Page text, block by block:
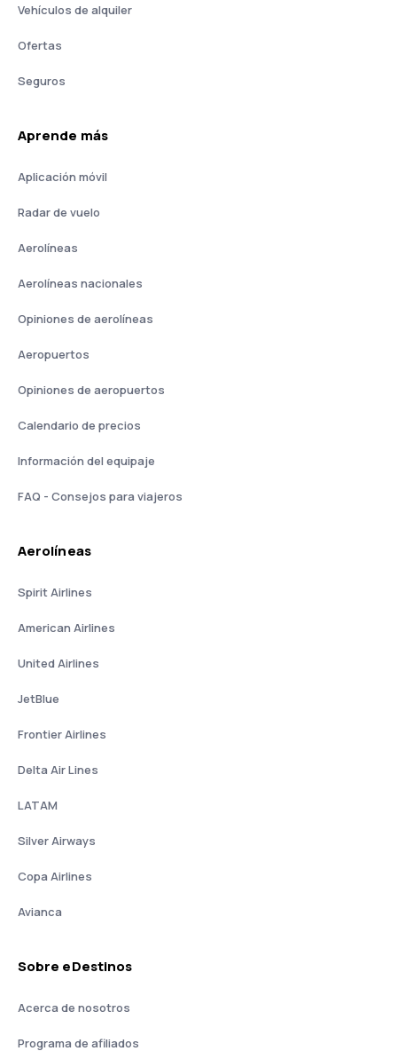
Vehículos de alquiler
Ofertas
Seguros
Aprende más
Aplicación móvil
Radar de vuelo
Aerolíneas
Aerolíneas nacionales
Opiniones de aerolíneas
Aeropuertos
Opiniones de aeropuertos
Calendario de precios
Información del equipaje
FAQ - Consejos para viajeros
Aerolíneas
Spirit Airlines
American Airlines
United Airlines
JetBlue
Frontier Airlines
Delta Air Lines
LATAM
Silver Airways
Copa Airlines
Avianca
Sobre eDestinos
Acerca de nosotros
Programa de afiliados